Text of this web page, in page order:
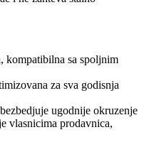
kompatibilna sa spoljnim
za sva godisnja
ugodnije okruzenje
vlasnicima prodavnica,